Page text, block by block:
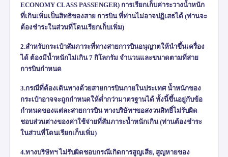
ECONOMY CLASS PASSENGER) การเรียกเก็บค่าระวางน้ำหนัก
ที่เกินเพิ่มเป็นสิทธิของสาย การบิน ที่ท่านไม่อาจปฏิเสธได้ (ท่านจะ
ต้องชำระในส่วนที่โดนเรียกเก็บเพิ่ม)
2.สำหรับกระเป๋าสัมภาระที่ทางสายการบินอนุญาตให้นำขึ้นเครื่อง
ได้ ต้องมีน้ำหนักไม่เกิน7 กิโลกรัม จำนวนและขนาดตามที่สาย
การบินกำหนด
3.กรณีที่ต้องเดินทางด้วยสายการบินภายในประเทศ น้ำหนักของ
กระเป๋าอาจจะถูกกำหนดให้ต่ำกว่ามาตรฐานได้ ทั้งนี้ขึ้นอยู่กับข้อ
กำหนดของแต่ละสายการบิน ทางบริษัทฯขอสงวนสิทธิ์ไม่รับผิด
ชอบส่วนต่างของค่าใช้จ่ายที่สัมภาระน้ำหนักเกิน (ท่านต้องชำระ
ในส่วนที่โดนเรียกเก็บเพิ่ม)
4.ทางบริษัทฯ ไม่รับผิดชอบกรณีเกิดการสูญเสีย, สูญหายของ